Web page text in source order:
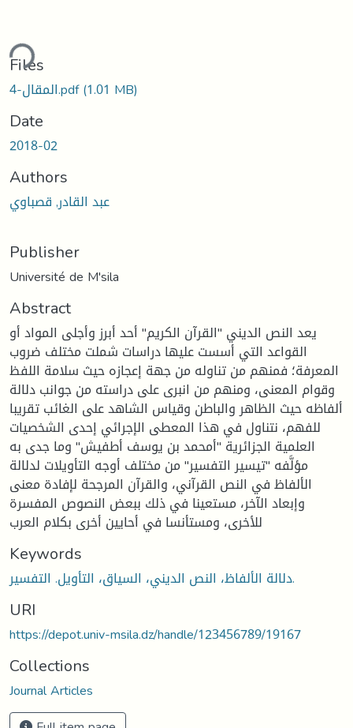
Files
4-المقال.pdf(1.01 MB)
Date
2018-02
Authors
عبد القادر, قصباوي
Publisher
Université de M'sila
Abstract
يعد النص الديني "القرآن الكريم" أحد أبرز وأجلى المواد أو
القواعد التي أسست عليها دراسات شملت مختلف ضروب
المعرفة؛ فمنهم من تناوله من جهة إعجازه حيث سلامة اللفظ
وقوام المعنى، ومنهم من انبرى على دراسته من جوانب دلالة
ألفاظه حيث الظاهر والباطن وقياس الشاهد على الغائب تقريبا
للفهم، نتناول في هذا المعطى الإجرائي إحدى الشخصيات
العلمية الجزائرية "أمحمد بن يوسف أطفيش" وما جدى به
مؤلَّفه "تيسير التفسير" من مختلف أوجه التأويلات لدلالة
الألفاظ في النص القرآني، والقرآن المرجحة لإفادة معنى
وإبعاد الآخر، مستعينا في ذلك ببعض النصوص المفسرة
للأخرى، ومستأنسا في أحايين أخرى بكلام العرب
Keywords
دلالة الألفاظ، النص الديني، السياق، التأويل. التفسير.
URI
https://depot.univ-msila.dz/handle/123456789/19167
Collections
Journal Articles